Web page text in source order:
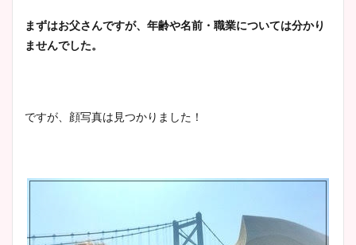
まずはお父さんですが、年齢や名前・職業については分かり
ませんでした。
ですが、顔写真は見つかりました！